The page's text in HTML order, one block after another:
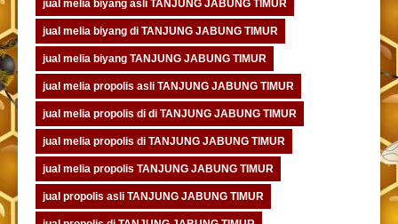
jual melia biyang asli TANJUNG JABUNG TIMUR
jual melia biyang di TANJUNG JABUNG TIMUR
jual melia biyang TANJUNG JABUNG TIMUR
jual melia propolis asli TANJUNG JABUNG TIMUR
jual melia propolis di di TANJUNG JABUNG TIMUR
jual melia propolis di TANJUNG JABUNG TIMUR
jual melia propolis TANJUNG JABUNG TIMUR
jual propolis asli TANJUNG JABUNG TIMUR